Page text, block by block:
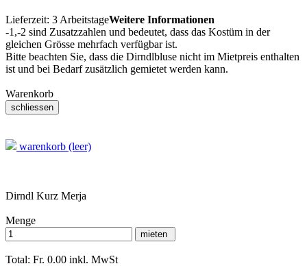
Lieferzeit: 3 ArbeitstageWeitere Informationen
-1,-2 sind Zusatzzahlen und bedeutet, dass das Kostüm in der
gleichen Grösse mehrfach verfügbar ist.
Bitte beachten Sie, dass die Dirndlbluse nicht im Mietpreis enthalten
ist und bei Bedarf zusätzlich gemietet werden kann.
Warenkorb
warenkorb (leer)
Dirndl Kurz Merja
Menge
Total: Fr. 0.00 inkl. MwSt